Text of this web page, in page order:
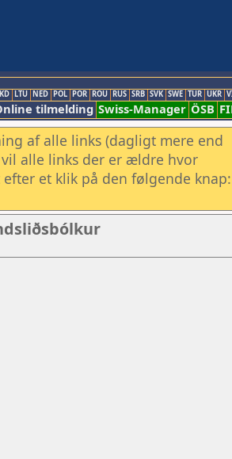
LTU NED POL POR ROU RUS SRB SVK SWE TUR UKR
tilmelding Swiss-Manager ÖSB
af alle links (dagligt mere end
vil alle links der er ældre hvor
et klik på den følgende knap: